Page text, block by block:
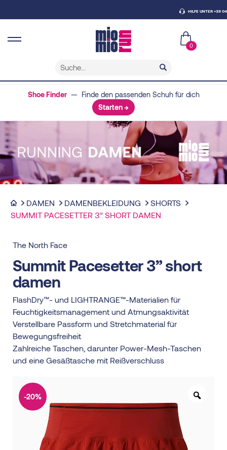
HILFE UNTER +39 0438
0
Shoe Finder— Finde den passenden Schuh für dich
Starten →
DAMEN DAMENBEKLEIDUNG
SHORTS
SUMMIT PACESETTER 3” SHORT DAMEN
The North Face
Summit Pacesetter 3” short
damen
FlashDry™- und LIGHTRANGE™-Materialien für
Feuchtigkeitsmanagement und Atmungsaktivität
Verstellbare Passform und Stretchmaterial für
Bewegungsfreiheit
Zahlreiche Taschen, darunter Power-Mesh-Taschen
und eine Gesäßtasche mit Reißverschluss
-20%